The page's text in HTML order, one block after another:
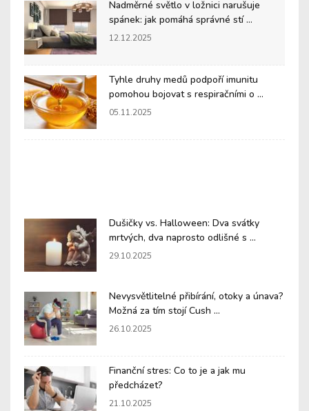
Nadměrné světlo v ložnici narušuje
spánek: jak pomáhá správné stí ...
12.12.2025
Tyhle druhy medů podpoří imunitu
pomohou bojovat s respiračními o ...
05.11.2025
Dušičky vs. Halloween: Dva svátky
mrtvých, dva naprosto odlišné s ...
29.10.2025
Nevysvětlitelné přibírání, otoky a únava?
Možná za tím stojí Cush ...
26.10.2025
Finanční stres: Co to je a jak mu
předcházet?
21.10.2025